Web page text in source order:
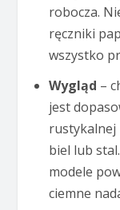
robocza.
ręczniki
wszystko
Wygląd –
jest
rustykalnej
biel lub
modele
ciemne